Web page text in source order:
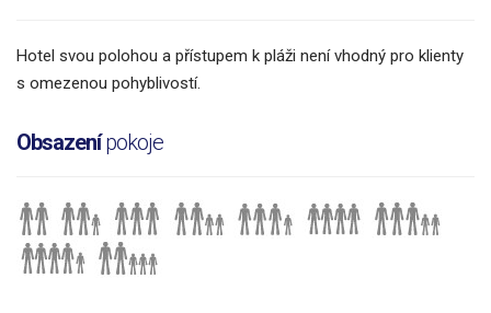
Hotel svou polohou a přístupem k pláži není vhodný pro klienty
s omezenou pohyblivostí.
Obsazenípokoje